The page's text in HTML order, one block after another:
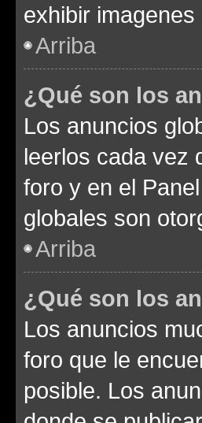
exhibir
Arriba
¿Qué son los
Los anuncios
leerlos cada vez
foro y en el
globales son
Arriba
¿Qué son los
Los anuncios
foro que le
posible. Los